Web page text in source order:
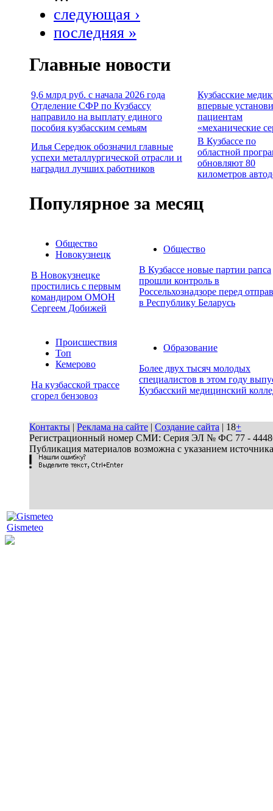
следующая ›
последняя »
Главные новости
9,6 млрд руб. с начала 2026 года
Отделение СФР по Кузбассу
направило на выплату единого
пособия кузбасским семьям
Кузбасские
впервые
пациентам
«механические
Илья Середюк обозначил главные
успехи металлургической отрасли и
наградил лучших работников
В Кузбассе по
областной
обновляют 80
километров
Популярное за месяц
Общество
Новокузнецк
В Новокузнецке
простились с первым
командиром ОМОН
Сергеем Добижей
Общество
В Кузбассе новые партии рапса
прошли контроль в
Россельхознадзоре перед
в Республику Беларусь
Происшествия
Топ
Кемерово
На кузбасской трассе
сгорел бензовоз
Образование
Более двух тысяч молодых
специалистов в этом году
Кузбасский медицинский
Контакты | Реклама на сайте | Создание сайта | 18+
Регистрационный номер СМИ: Серия ЭЛ № ФС 77 - 44486
Публикация материалов возможна с указанием
Gismeteo